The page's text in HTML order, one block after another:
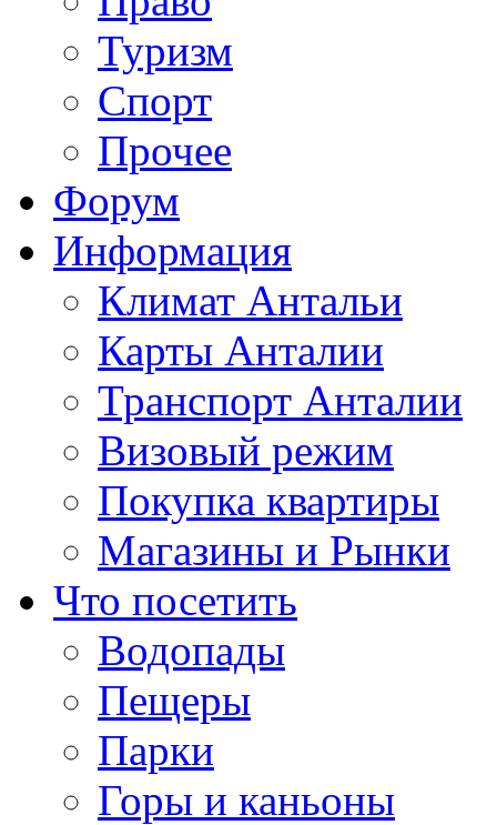
Туризм
Спорт
Прочее
Форум
Информация
Климат Антальи
Карты Анталии
Транспорт Анталии
Визовый режим
Покупка квартиры
Магазины и Рынки
Что посетить
Водопады
Пещеры
Парки
Горы и каньоны